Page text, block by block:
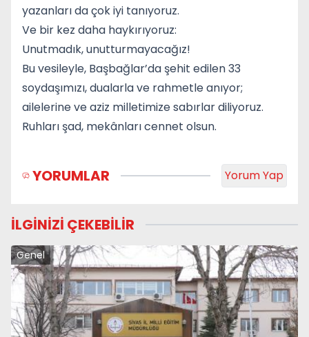
yazanları da çok iyi tanıyoruz.
Ve bir kez daha haykırıyoruz:
Unutmadık, unutturmayacağız!
Bu vesileyle, Başbağlar’da şehit edilen 33
soydaşımızı, dualarla ve rahmetle anıyor;
ailelerine ve aziz milletimize sabırlar diliyoruz.
Ruhları şad, mekânları cennet olsun.
YORUMLAR Yorum Yap
İLGİNİZİ ÇEKEBİLİR
Genel